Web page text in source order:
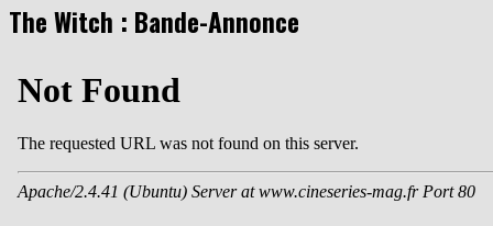
The Witch : Bande-Annonce